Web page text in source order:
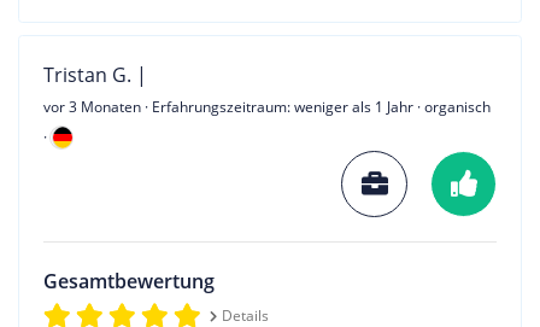
Tristan G. |
vor 3 Monaten · Erfahrungszeitraum: weniger als 1 Jahr · organisch
·
Gesamtbewertung
Details